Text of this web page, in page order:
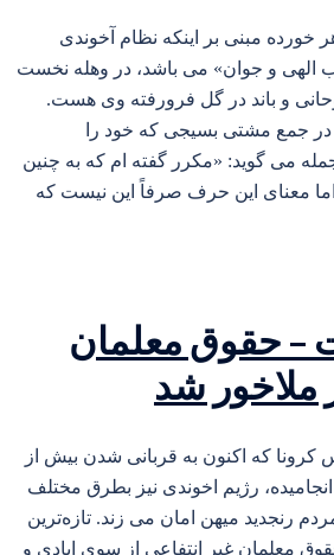
خورده مبنی بر اینکه نظام آخوندی
الهی و جوان» می باشد، در وهله نخست
و باند در گل فرورفته وی هست.
در جمع مشتی بسیجی که خود را
می گوید: «مکرر گفته ام که به چنین
اما معنای این حرف صرفاً این نیست که
– حقوق معلمان
شد
که اکنون به قربانی شدن بیش از
انجامیده، رژیم اخوندی نیز بطرق مختلف
رنجدید میهن امان می زند. تازه‌ترین
معلمان غیر انتفاعی از سوی ایادی و